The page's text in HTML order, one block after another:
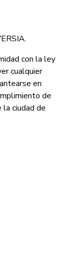
con la ley
cualquier
en
de
ciudad de